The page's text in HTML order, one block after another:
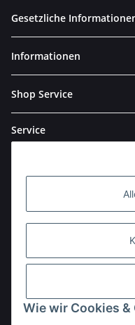
Wie wir Cookies &
Gesetzliche
Informationen
Shop Service
Service